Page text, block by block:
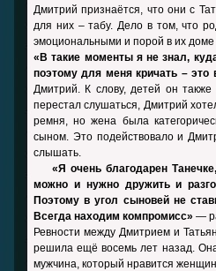
Дмитрий признаётся, что они с
для них – табу. Дело в том, что
эмоциональными и порой в их
«В такие моменты я не знал,
поэтому для меня кричать – это
Дмитрий. К слову, детей он
перестал слушаться, Дмитрий
ремня, но жена была
сыном. Это подействовало и
слышать.
«Я очень благодарен
можно и нужно дружить и
Поэтому в угол сыновей не
Всегда находим компромисс» —
Ревности между Дмитрием и
решила ещё восемь лет назад.
мужчина, который нравится